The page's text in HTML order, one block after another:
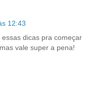
12:43
dicas pra começar
vale super a pena!